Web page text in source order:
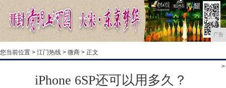
广告
您当前位置 > 江门热线 > 微商 > 正文
>
iPhone 6SP还可以用多久？